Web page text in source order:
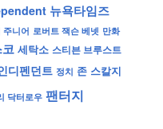
뉴욕타임즈
주니어 로버트 잭슨 베넷 만화
세탁소 스티븐 브루스트
디펜던트 정치 존 스칼지
닥터로우 팬터지